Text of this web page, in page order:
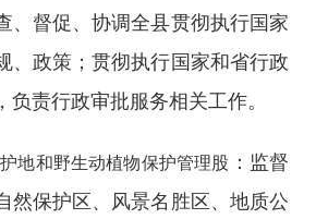
、督促、协调全县贯彻执行国家
、政策；贯彻执行国家和省行政
负责行政审批服务相关工作。
护地和野生动植物保护管理股 ：监督
然保护区、风景名胜区、地质公